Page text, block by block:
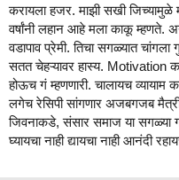
करायला हजर. माझी सखी जिच्यामुळे
वर्षांनी लहान आहे मला काकू म्हणते.
वडापाव प्रेमी. तिचा सगळ्यात
सतत चेहऱ्यावर हास्य. Motivation
होऊच गं म्हणणारी. चालायच व्यायाम
लगेच रेसिपी सांगणार अजबगजब
जिवनाकडे, संसार समाज या सगळ्या
घ्यायचा नाही द्यायचा नाही आनंदी